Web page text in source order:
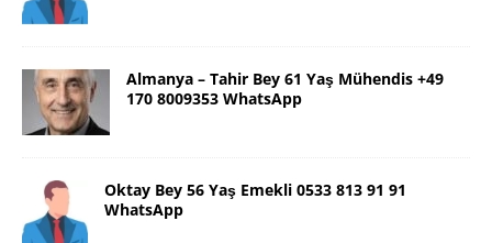
Almanya – Tahir Bey 61 Yaş Mühendis +49
170 8009353 WhatsApp
Oktay Bey 56 Yaş Emekli 0533 813 91 91
WhatsApp